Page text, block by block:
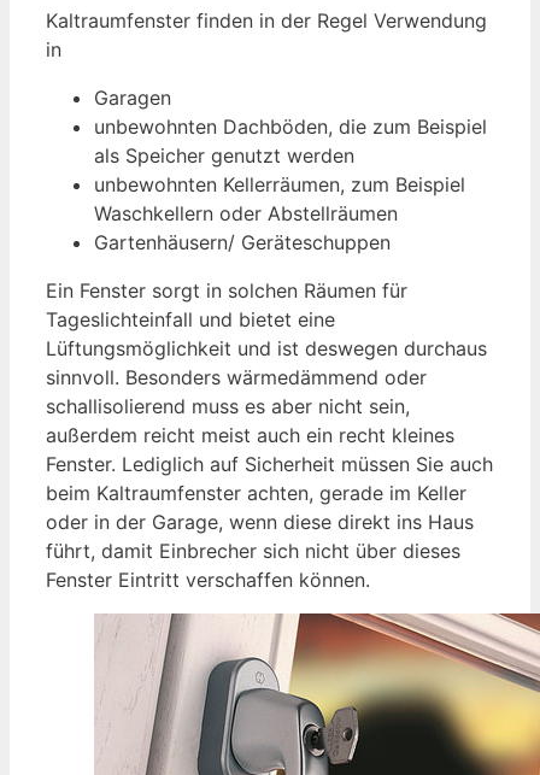
Kaltraumfenster finden in der Regel Verwendung
in
Garagen
unbewohnten Dachböden, die zum Beispiel
als Speicher genutzt werden
unbewohnten Kellerräumen, zum Beispiel
Waschkellern oder Abstellräumen
Gartenhäusern/ Geräteschuppen
Ein Fenster sorgt in solchen Räumen für
Tageslichteinfall und bietet eine
Lüftungsmöglichkeit und ist deswegen durchaus
sinnvoll. Besonders wärmedämmend oder
schallisolierend muss es aber nicht sein,
außerdem reicht meist auch ein recht kleines
Fenster. Lediglich auf Sicherheit müssen Sie auch
beim Kaltraumfenster achten, gerade im Keller
oder in der Garage, wenn diese direkt ins Haus
führt, damit Einbrecher sich nicht über dieses
Fenster Eintritt verschaffen können.